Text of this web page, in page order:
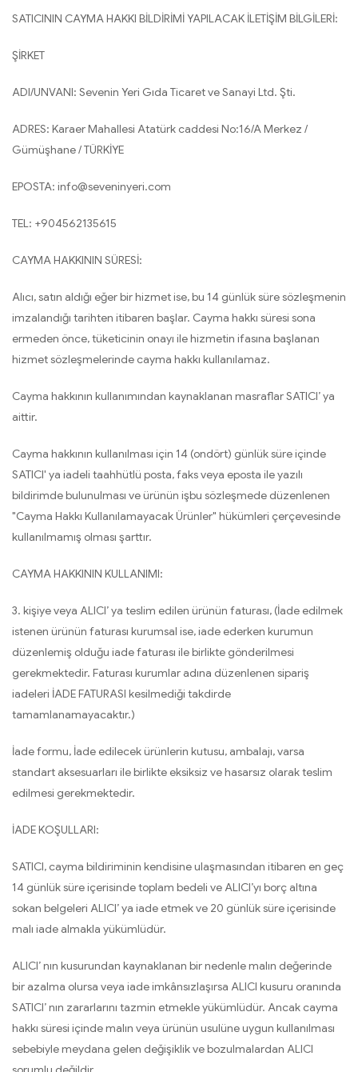
SATICININ CAYMA HAKKI BİLDİRİMİ YAPILACAK İLETİŞİM BİLGİLERİ:
ŞİRKET
ADI/UNVANI: Sevenin Yeri Gıda Ticaret ve Sanayi Ltd. Şti.
ADRES: Karaer Mahallesi Atatürk caddesi No:16/A Merkez /
Gümüşhane / TÜRKİYE
EPOSTA: info@seveninyeri.com
TEL: +904562135615
CAYMA HAKKININ SÜRESİ:
Alıcı, satın aldığı eğer bir hizmet ise, bu 14 günlük süre sözleşmenin
imzalandığı tarihten itibaren başlar. Cayma hakkı süresi sona
ermeden önce, tüketicinin onayı ile hizmetin ifasına başlanan
hizmet sözleşmelerinde cayma hakkı kullanılamaz.
Cayma hakkının kullanımından kaynaklanan masraflar SATICI’ ya
aittir.
Cayma hakkının kullanılması için 14 (ondört) günlük süre içinde
SATICI' ya iadeli taahhütlü posta, faks veya eposta ile yazılı
bildirimde bulunulması ve ürünün işbu sözleşmede düzenlenen
"Cayma Hakkı Kullanılamayacak Ürünler" hükümleri çerçevesinde
kullanılmamış olması şarttır.
CAYMA HAKKININ KULLANIMI:
3. kişiye veya ALICI’ ya teslim edilen ürünün faturası, (İade edilmek
istenen ürünün faturası kurumsal ise, iade ederken kurumun
düzenlemiş olduğu iade faturası ile birlikte gönderilmesi
gerekmektedir. Faturası kurumlar adına düzenlenen sipariş
iadeleri İADE FATURASI kesilmediği takdirde
tamamlanamayacaktır.)
İade formu, İade edilecek ürünlerin kutusu, ambalajı, varsa
standart aksesuarları ile birlikte eksiksiz ve hasarsız olarak teslim
edilmesi gerekmektedir.
İADE KOŞULLARI:
SATICI, cayma bildiriminin kendisine ulaşmasından itibaren en geç
14 günlük süre içerisinde toplam bedeli ve ALICI’yı borç altına
sokan belgeleri ALICI’ ya iade etmek ve 20 günlük süre içerisinde
malı iade almakla yükümlüdür.
ALICI’ nın kusurundan kaynaklanan bir nedenle malın değerinde
bir azalma olursa veya iade imkânsızlaşırsa ALICI kusuru oranında
SATICI’ nın zararlarını tazmin etmekle yükümlüdür. Ancak cayma
hakkı süresi içinde malın veya ürünün usulüne uygun kullanılması
sebebiyle meydana gelen değişiklik ve bozulmalardan ALICI